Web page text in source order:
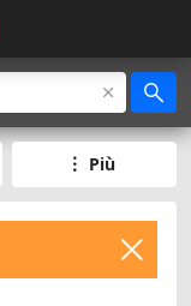
Più